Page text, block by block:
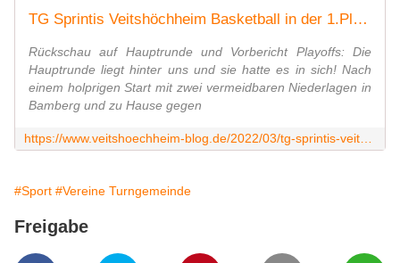
TG Sprintis Veitshöchheim Basketball in der 1.Playoff-Runde am 12.3.22 gegen Nachwuchsteam des FC Bayern München - ab sofort Voranmeldung für 70 Zuschauerplätze in Dreifachsporthalle - Veitshöchheim News
Rückschau auf Hauptrunde und Vorbericht Playoffs: Die
Hauptrunde liegt hinter uns und sie hatte es in sich! Nach
einem holprigen Start mit zwei vermeidbaren Niederlagen in
Bamberg und zu Hause gegen
#Sport #Vereine Turngemeinde
Freigabe